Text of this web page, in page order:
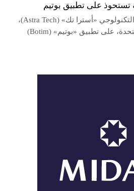
تستحوذ على تطبيق بوتيم
استحوذت شركة الاستثمار التكنولوجي «أسترا تك» (Astra Tech)،
ومقرها الإمارات العربية المتحدة، على تطبيق «بوتيم» (Botim)